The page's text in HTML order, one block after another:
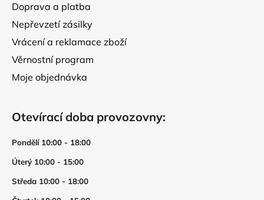
Doprava a platba
Nepřevzetí zásilky
Vrácení a reklamace zboží
Věrnostní program
Moje objednávka
Otevírací doba provozovny:
Pondělí 10:00 - 18:00
Úterý 10:00 - 15:00
Středa 10:00 - 18:00